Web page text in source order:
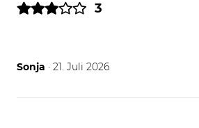
3
Sonja 21.07.26
· 21. Juli 2026